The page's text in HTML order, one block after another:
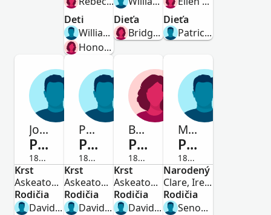
Deti
William Purtile
Honoria Purtile
Dieťa
Bridget Hammond
Dieťa
Patrick Purtile
John
Purtile
1831-Zosnulý
Muž
Krst
Askeaton,Limerick,Ireland
Rodičia
David Purtill
Patrick
Purtile
1834-Zosnulý
Muž
Krst
Askeaton,Limerick,Ireland
Rodičia
David Purtile
Bridget
Purtile
1839-Zosnulý
Žena
Krst
Askeaton,Limerick,Ireland
Rodičia
David Purtill
Maurice
Purtile
1879-Zosnulý
Muž
Narodený
Clare, Ireland
Rodičia
Senon Purtile